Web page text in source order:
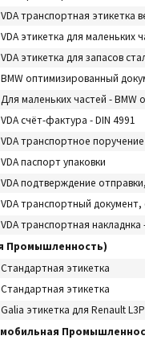
VDA транспортная этикетка
VDA этикетка для маленьких
VDA этикетка для запасов
BMW оптимизированный
Для маленьких частей -
VDA счёт-фактура - DIN 4991
VDA транспортное поручение
VDA паспорт упаковки
VDA подтверждение
VDA транспортный
VDA транспортная накладнка
Промышленность)
Стандартная этикетка
Стандартная этикетка
Galia этикетка для Renault L3P